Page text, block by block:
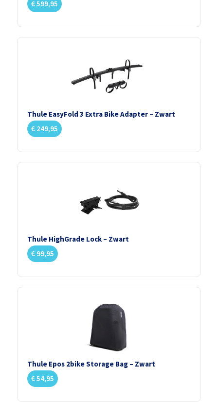
€599,95
Thule EasyFold 3 Extra Bike Adapter – Zwart
€ 249,95
Thule HighGrade Lock – Zwart
€ 99,95
Thule Epos 2bike Storage Bag – Zwart
€54,95